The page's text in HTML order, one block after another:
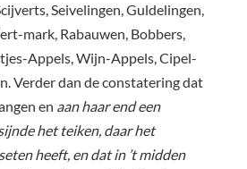
Seivelingen, Guldelingen,
mark, Rabauwen, Bobbers,
Appels, Wijn-Appels, Cipel-
Verder dan de constatering dat
en aan haar end een
het teiken, daar het
heeft, en dat in ’t midden